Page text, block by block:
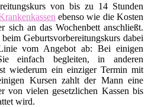
von bis zu 14 Stunden
ebenso wie die Kosten
sich an das Wochenbett anschließt.
Geburtsvorbereitungskurs dabei
vom Angebot ab: Bei einigen
einfach begleiten, in anderen
wiederum ein einziger Termin mit
Kursen zahlt der Mann eine
von vielen gesetzlichen Kassen bis
wird.